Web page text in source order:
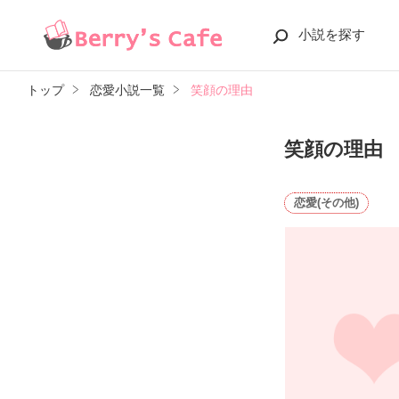
小説を探す
トップ 恋愛小説一覧 笑顔の理由
笑顔の理由
恋愛(その他)